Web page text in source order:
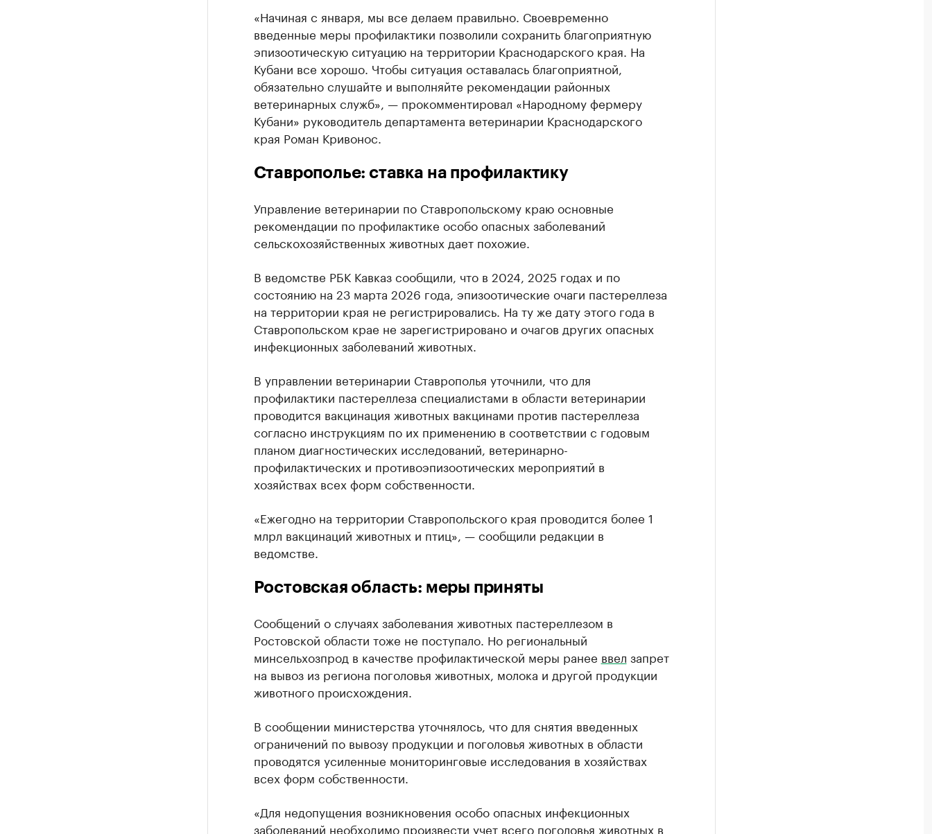
«Начиная с января, мы все делаем правильно. Своевременно
введенные меры профилактики позволили сохранить благоприятную
эпизоотическую ситуацию на территории Краснодарского края. На
Кубани все хорошо. Чтобы ситуация оставалась благоприятной,
обязательно слушайте и выполняйте рекомендации районных
ветеринарных служб», — прокомментировал «Народному фермеру
Кубани» руководитель департамента ветеринарии Краснодарского
края Роман Кривонос.
Ставрополье: ставка на профилактику
Управление ветеринарии по Ставропольскому краю основные
рекомендации по профилактике особо опасных заболеваний
сельскохозяйственных животных дает похожие.
В ведомстве РБК Кавказ сообщили, что в 2024, 2025 годах и по
состоянию на 23 марта 2026 года, эпизоотические очаги пастереллеза
на территории края не регистрировались. На ту же дату этого года в
Ставропольском крае не зарегистрировано и очагов других опасных
инфекционных заболеваний животных.
В управлении ветеринарии Ставрополья уточнили, что для
профилактики пастереллеза специалистами в области ветеринарии
проводится вакцинация животных вакцинами против пастереллеза
согласно инструкциям по их применению в соответствии с годовым
планом диагностических исследований, ветеринарно-
профилактических и противоэпизоотических мероприятий в
хозяйствах всех форм собственности.
«Ежегодно на территории Ставропольского края проводится более 1
млрл вакцинаций животных и птиц», — сообщили редакции в
ведомстве.
Ростовская область: меры приняты
Сообщений о случаях заболевания животных пастереллезом в
Ростовской области тоже не поступало. Но региональный
минсельхозпрод в качестве профилактической меры ранее ввел запрет
на вывоз из региона поголовья животных, молока и другой продукции
животного происхождения.
В сообщении министерства уточнялось, что для снятия введенных
ограничений по вывозу продукции и поголовья животных в области
проводятся усиленные мониторинговые исследования в хозяйствах
всех форм собственности.
«Для недопущения возникновения особо опасных инфекционных
заболеваний необходимо произвести учет всего поголовья животных в